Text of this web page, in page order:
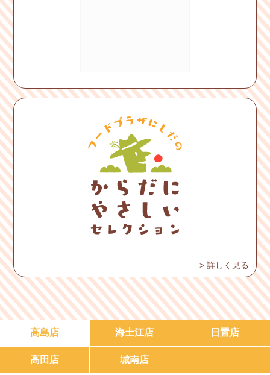
> 詳しく見る
高島店 海士江店 日置店
高田店 城南店